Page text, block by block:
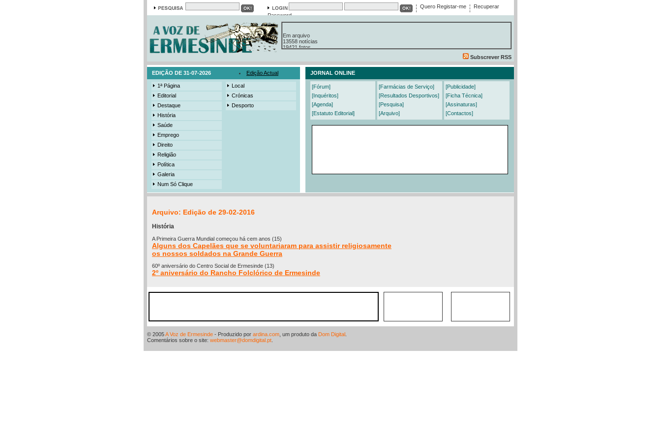
Quero Registar-me
Recuperar
Password
Em arquivo
13558 notícias
19421 fotos
385 edições
Subscrever RSS
EDIÇÃO DE 31-07-2026 Edição Actual JORNAL ONLINE
1ª Página
Editorial
Destaque
História
Saúde
Emprego
Direito
Religião
Política
Galeria
Num Só Clique
Local
Crónicas
Desporto
[Fórum]
[Inquéritos]
[Agenda]
[Estatuto Editorial]
[Farmácias de Serviço]
[Resultados Desportivos]
[Pesquisa]
[Arquivo]
[Publicidade]
[Ficha Técnica]
[Assinaturas]
[Contactos]
Arquivo: Edição de 29-02-2016
História
A Primeira Guerra Mundial começou há cem anos (15)
Alguns dos Capelães que se voluntariaram para assistir religiosamente
os nossos soldados na Grande Guerra
60º aniversário do Centro Social de Ermesinde (13)
2º aniversário do Rancho Folclórico de Ermesinde
© 2005A Voz de Ermesinde - Produzido por ardina.com , um produto da Dom Digital
Comentários sobre o site: webmaster@domdigital.pt